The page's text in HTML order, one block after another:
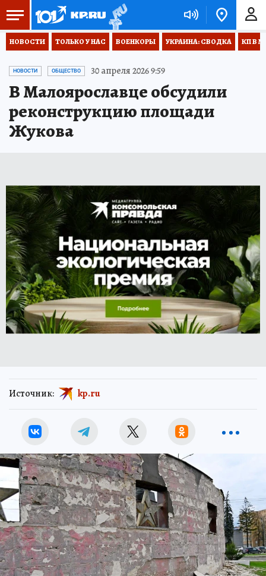
НОВОСТИ ТОЛЬКО У НАС ВОЕНКОРЫ УКРАИНА: СВОДКА КП В
НОВОСТИ ОБЩЕСТВО 30 апреля 2026 9:59
В Малоярославце обсудили
реконструкцию площади
Жукова
Источник: kp.ru